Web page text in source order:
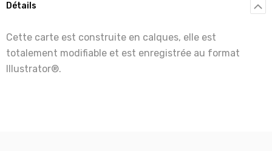
Détails
Cette carte est construite en calques, elle est
totalement modifiable et est enregistrée au format
Illustrator®.